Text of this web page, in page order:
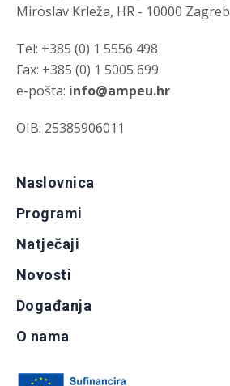
Miroslav Krleža, HR - 10000 Zagreb
Tel: +385 (0) 1 5556 498
Fax: +385 (0) 1 5005 699
e-pošta: info@ampeu.hr
OIB: 25385906011
Naslovnica
Programi
Natječaji
Novosti
Događanja
O nama